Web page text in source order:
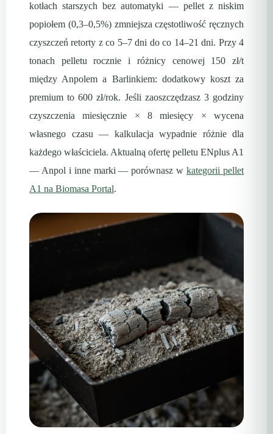
kotłach starszych bez automatyki — pellet z niskim
popiołem (0,3–0,5%) zmniejsza częstotliwość ręcznych
czyszczeń retorty z co 5–7 dni do co 14–21 dni. Przy 4
tonach pelletu rocznie i różnicy cenowej 150 zł/t
między Anpolem a Barlinkiem: dodatkowy koszt za
premium to 600 zł/rok. Jeśli zaoszczędzasz 3 godziny
czyszczenia miesięcznie × 8 miesięcy × wycena
własnego czasu — kalkulacja wypadnie różnie dla
każdego właściciela. Aktualną ofertę pelletu ENplus A1
— Anpol i inne marki — porównasz wkategorii pellet
A1 na Biomasa Portal.